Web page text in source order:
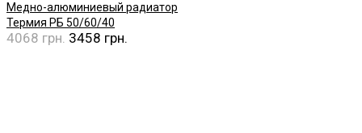
Медно-алюминиевый радиатор
Термия РБ 50/60/40
4068 грн. 3458 грн.